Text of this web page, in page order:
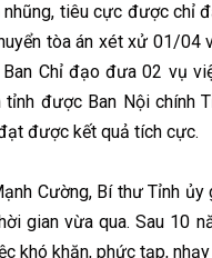
tiêu cực được chỉ
tòa án xét xử 01/04
Chỉ đạo đưa 02 vụ
được Ban Nội chính
được kết quả tích cực.
Cường, Bí thư Tỉnh ủy
gian vừa qua. Sau 10
khó khăn, phức tạp,